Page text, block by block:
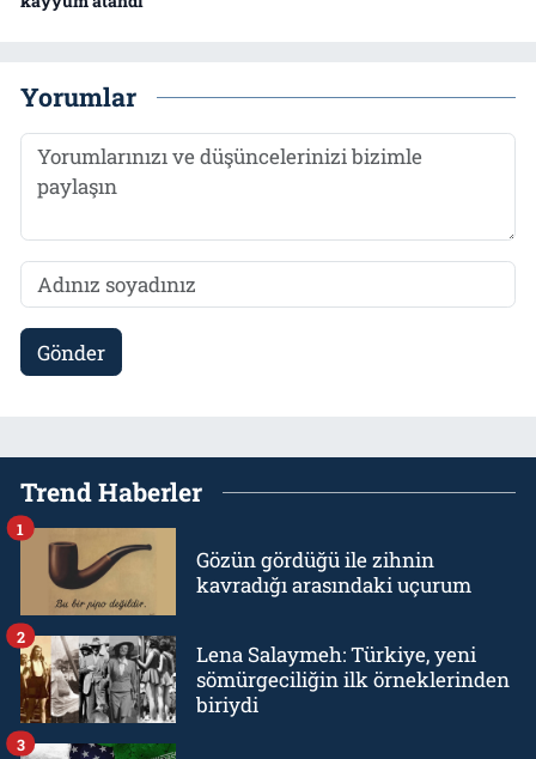
Yorumlar
Gönder
Trend Haberler
Gözün gördüğü ile zihnin
kavradığı arasındaki uçurum
1
Lena Salaymeh: Türkiye, yeni
sömürgeciliğin ilk örneklerinden
biriydi
2
3